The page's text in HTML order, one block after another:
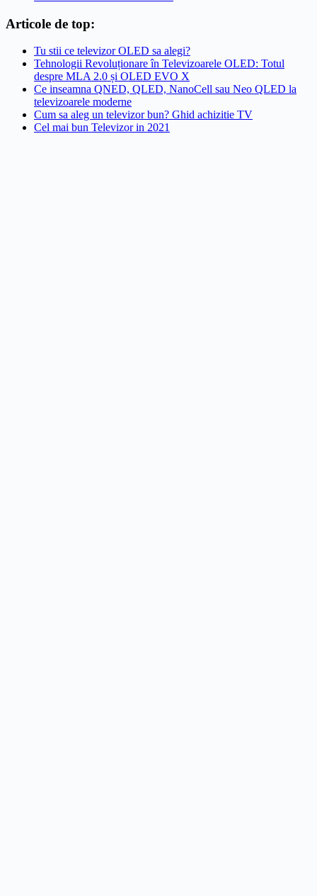
Articole de top:
Tu stii ce televizor OLED sa alegi?
Tehnologii Revoluționare în Televizoarele OLED: Totul
despre MLA 2.0 și OLED EVO X
Ce inseamna QNED, QLED, NanoCell sau Neo QLED la
televizoarele moderne
Cum sa aleg un televizor bun? Ghid achizitie TV
Cel mai bun Televizor in 2021